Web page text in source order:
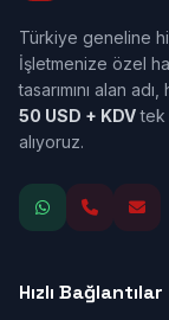
Türkiye geneline
İşletmenize özel
tasarımını alan
50 USD + KDVtek
alıyoruz.
Hızlı Bağlantılar